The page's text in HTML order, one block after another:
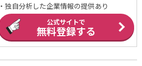
・独自分析した企業情報の提供あり
公式サイトで
無料登録する